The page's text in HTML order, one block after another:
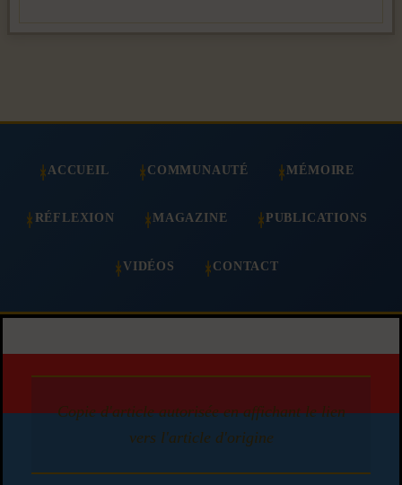
ACCUEIL COMMUNAUTÉ MÉMOIRE
RÉFLEXION MAGAZINE PUBLICATIONS
VIDÉOS CONTACT
Copie d'article autorisée en affichant le lien
vers l'article d'origine